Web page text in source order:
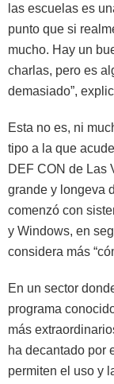
las escuelas es
punto que si
mucho. Hay un
charlas, pero es
demasiado”,
Esta no es, ni
tipo a la que
DEF CON de Las
grande y longeva
comenzó con
y Windows, en
considera más
En un sector
programa
más
ha decantado por
permiten el uso y